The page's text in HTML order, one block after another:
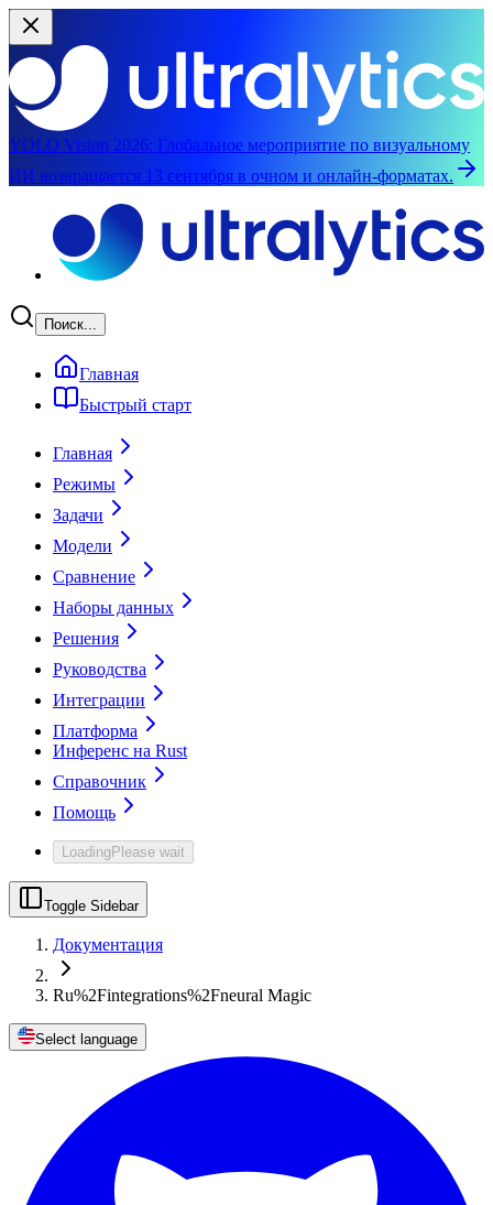
YOLO Vision 2026: Глобальное мероприятие по визуальному
ИИ возвращается 13 сентября в очном и онлайн-форматах.
Поиск...
Главная
Быстрый старт
Главная
Режимы
Задачи
Модели
Сравнение
Наборы данных
Решения
Руководства
Интеграции
Платформа
Инференс на Rust
Справочник
Помощь
LoadingPlease wait
Toggle Sidebar
Документация
Ru%2Fintegrations%2Fneural Magic
Select language